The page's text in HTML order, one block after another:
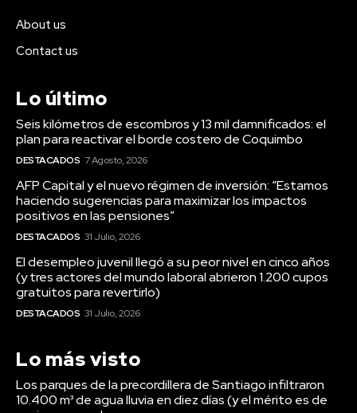
About us
Contact us
Lo último
Seis kilómetros de escombros y 13 mil damnificados: el
plan para reactivar el borde costero de Coquimbo
DESTACADOS 7 Agosto, 2026
AFP Capital y el nuevo régimen de inversión: “Estamos
haciendo sugerencias para maximizar los impactos
positivos en las pensiones”
DESTACADOS 31 Julio, 2026
El desempleo juvenil llegó a su peor nivel en cinco años
(y tres actores del mundo laboral abrieron 1.200 cupos
gratuitos para revertirlo)
DESTACADOS 31 Julio, 2026
Lo más visto
Los parques de la precordillera de Santiago infiltraron
10.400 m³ de agua lluvia en diez días (y el mérito es de